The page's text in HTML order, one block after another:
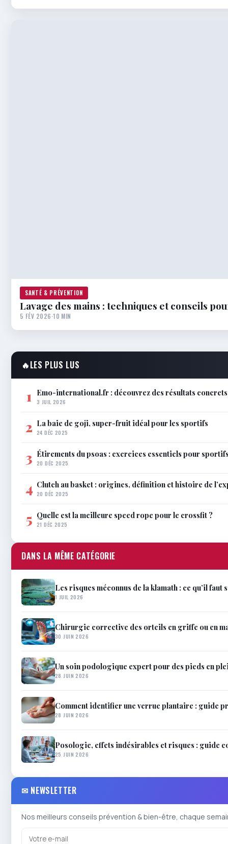
SANTÉ & PRÉVENTION
Lavage des mains : techniques et conseils
5 FÉV 2026·10 MIN
🔥LES PLUS LUS
1 Emo-international.fr : découvrez des résultats
3 JUIL 2026
2 La baie de goji, super-fruit idéal pour les sportifs
24 DÉC 2025
3 Étirements du psoas : exercices essentiels pour
20 DÉC 2025
4 Clutch au basket : origines, définition et histoire de
20 DÉC 2025
5 Quelle est la meilleure speed rope pour le crossfit ?
21 DÉC 2025
DANS LA MÊME CATÉGORIE
Les risques méconnus de la klamath : ce qu’il faut
1 JUIL 2026
Chirurgie corrective des orteils en griffe ou en
30 JUIN 2026
Un soin podologique expert pour des pieds en
28 JUIN 2026
Comment identifier une verrue plantaire : guide
28 JUIN 2026
Posologie, effets indésirables et risques : guide
25 JUIN 2026
✉ NEWSLETTER
Nos meilleurs conseils prévention & bien-être, chaque